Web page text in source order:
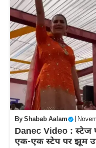
ByShabab Aalam
Danec Video : स्टेज
एक-एक स्टेप पर झूम